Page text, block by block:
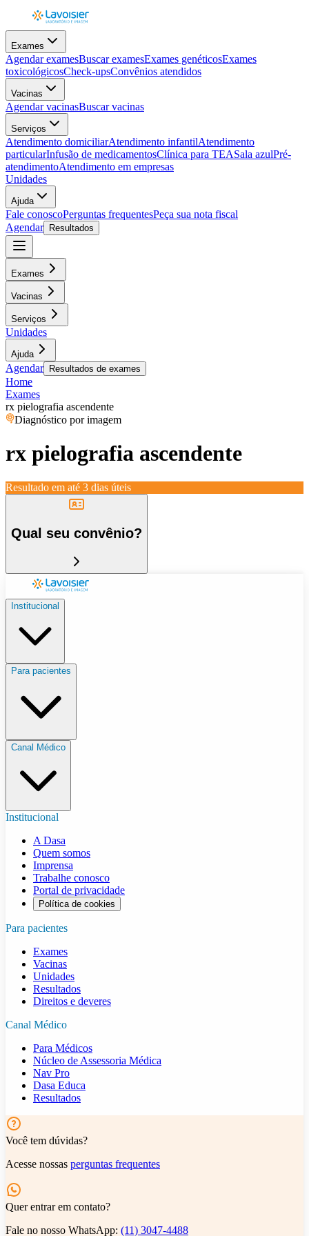
Exames
Agendar examesBuscar examesExames genéticosExames
toxicológicosCheck-upsConvênios atendidos
Vacinas
Agendar vacinasBuscar vacinas
Serviços
Atendimento domiciliarAtendimento infantilAtendimento
particularInfusão de medicamentosClínica para TEASala azulPré-
atendimentoAtendimento em empresas
Unidades
Ajuda
Fale conoscoPerguntas frequentesPeça sua nota fiscal
Agendar
Resultados
Exames
Vacinas
Serviços
Unidades
Ajuda
Agendar Resultados de exames
Home
Exames
rx pielografia ascendente
Diagnóstico por imagem
rx pielografia ascendente
Resultado em até 3 dias úteis
Qual seu convênio?
Institucional
Para pacientes
Canal Médico
Institucional
A Dasa
Quem somos
Imprensa
Trabalhe conosco
Portal de privacidade
Política de cookies
Para pacientes
Exames
Vacinas
Unidades
Resultados
Direitos e deveres
Canal Médico
Para Médicos
Núcleo de Assessoria Médica
Nav Pro
Dasa Educa
Resultados
Você tem dúvidas?
Acesse nossas perguntas frequentes
Quer entrar em contato?
Fale no nosso WhatsApp: (11) 3047-4488